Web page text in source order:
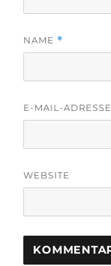
NAME *
E-MAIL-ADRESSE
WEBSITE